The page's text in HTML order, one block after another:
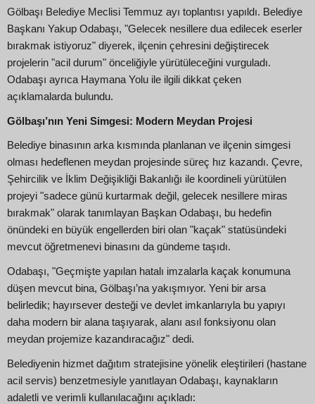
Gölbaşı Belediye Meclisi Temmuz ayı toplantısı yapıldı. Belediye
Başkanı Yakup Odabaşı, "Gelecek nesillere dua edilecek eserler
bırakmak istiyoruz" diyerek, ilçenin çehresini değiştirecek
projelerin "acil durum" önceliğiyle yürütüleceğini vurguladı.
Odabaşı ayrıca Haymana Yolu ile ilgili dikkat çeken
açıklamalarda bulundu.
Gölbaşı’nın Yeni Simgesi: Modern Meydan Projesi
Belediye binasının arka kısmında planlanan ve ilçenin simgesi
olması hedeflenen meydan projesinde süreç hız kazandı. Çevre,
Şehircilik ve İklim Değişikliği Bakanlığı ile koordineli yürütülen
projeyi "sadece günü kurtarmak değil, gelecek nesillere miras
bırakmak" olarak tanımlayan Başkan Odabaşı, bu hedefin
önündeki en büyük engellerden biri olan "kaçak" statüsündeki
mevcut öğretmenevi binasını da gündeme taşıdı.
Odabaşı, "Geçmişte yapılan hatalı imzalarla kaçak konumuna
düşen mevcut bina, Gölbaşı’na yakışmıyor. Yeni bir arsa
belirledik; hayırsever desteği ve devlet imkanlarıyla bu yapıyı
daha modern bir alana taşıyarak, alanı asıl fonksiyonu olan
meydan projemize kazandıracağız" dedi.
Belediyenin hizmet dağıtım stratejisine yönelik eleştirileri (hastane
acil servis) benzetmesiyle yanıtlayan Odabaşı, kaynakların
adaletli ve verimli kullanılacağını açıkladı: